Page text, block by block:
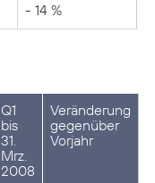
- 14 %
Q1
bis
31.
Mrz.
2008
Veränderung
gegenüber
Vorjahr